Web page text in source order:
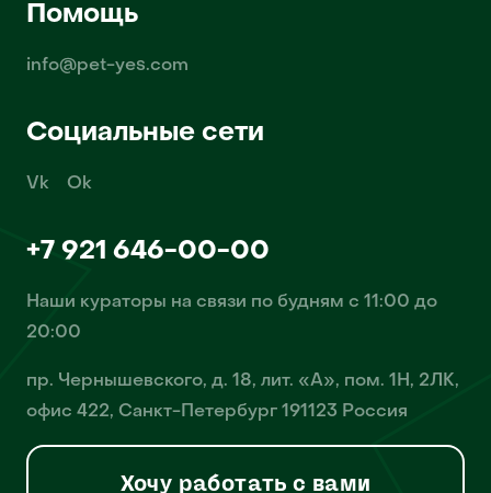
Помощь
info@pet-yes.com
Социальные сети
Vk Ok
+7 921 646-00-00
Наши кураторы на связи по будням с 11:00 до
20:00
пр. Чернышевского, д. 18, лит. «А», пом. 1Н, 2ЛК,
офис 422, Санкт-Петербург 191123 Россия
Хочу работать с вами